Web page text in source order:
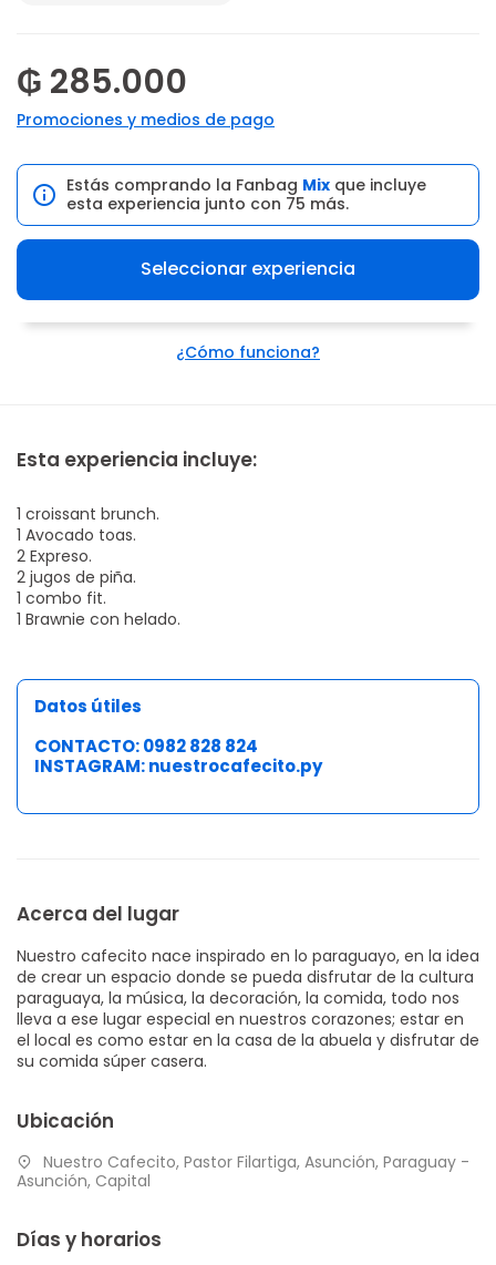
₲ 285.000
Promociones y medios de pago
Estás comprando la Fanbag Mix que incluye
esta experiencia junto con 75 más.
Seleccionar experiencia
¿Cómo funciona?
Esta experiencia incluye:
1 croissant brunch.
1 Avocado toas.
2 Expreso.
2 jugos de piña.
1 combo fit.
1 Brawnie con helado.
Datos útiles
CONTACTO: 0982 828 824
INSTAGRAM:nuestrocafecito.py
Acerca del lugar
Nuestro cafecito nace inspirado en lo paraguayo, en la idea
de crear un espacio donde se pueda disfrutar de la cultura
paraguaya, la música, la decoración, la comida, todo nos
lleva a ese lugar especial en nuestros corazones; estar en
el local es como estar en la casa de la abuela y disfrutar de
su comida súper casera.
Ubicación
Nuestro Cafecito, Pastor Filartiga, Asunción, Paraguay -
Asunción, Capital
Días y horarios